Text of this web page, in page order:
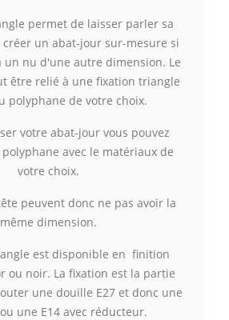
permet de laisser parler sa
un abat-jour sur-mesure si
un nu d'une autre dimension. Le
être relié à une fixation triangle
polyphane de votre choix.
votre abat-jour vous pouvez
avec le matériaux de
votre choix.
peuvent donc ne pas avoir la
même dimension.
est disponible en finition
ou noir. La fixation est la partie
une douille E27 et donc une
une E14 avec réducteur.